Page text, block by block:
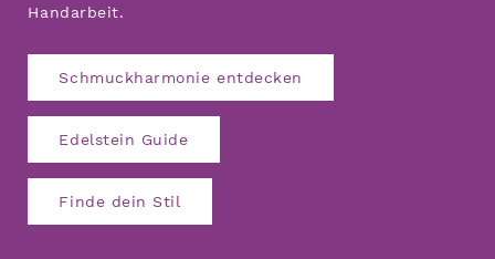
Handarbeit.
Schmuckharmonie entdecken
Edelstein Guide
Finde dein Stil